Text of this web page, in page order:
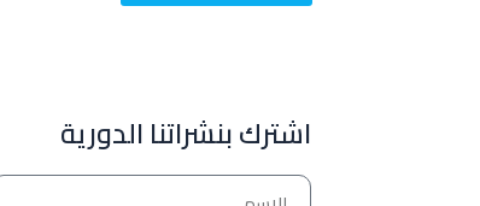
اشترك بنشراتنا الدورية
Name